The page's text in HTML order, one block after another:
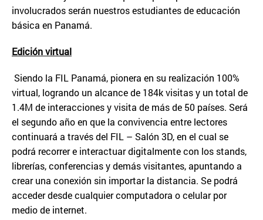
involucrados serán nuestros estudiantes de educación
básica en Panamá.
Edición virtual
Siendo la FIL Panamá, pionera en su realización 100%
virtual, logrando un alcance de 184k visitas y un total de
1.4M de interacciones y visita de más de 50 países. Será
el segundo año en que la convivencia entre lectores
continuará a través del FIL – Salón 3D, en el cual se
podrá recorrer e interactuar digitalmente con los stands,
librerías, conferencias y demás visitantes, apuntando a
crear una conexión sin importar la distancia. Se podrá
acceder desde cualquier computadora o celular por
medio de internet.